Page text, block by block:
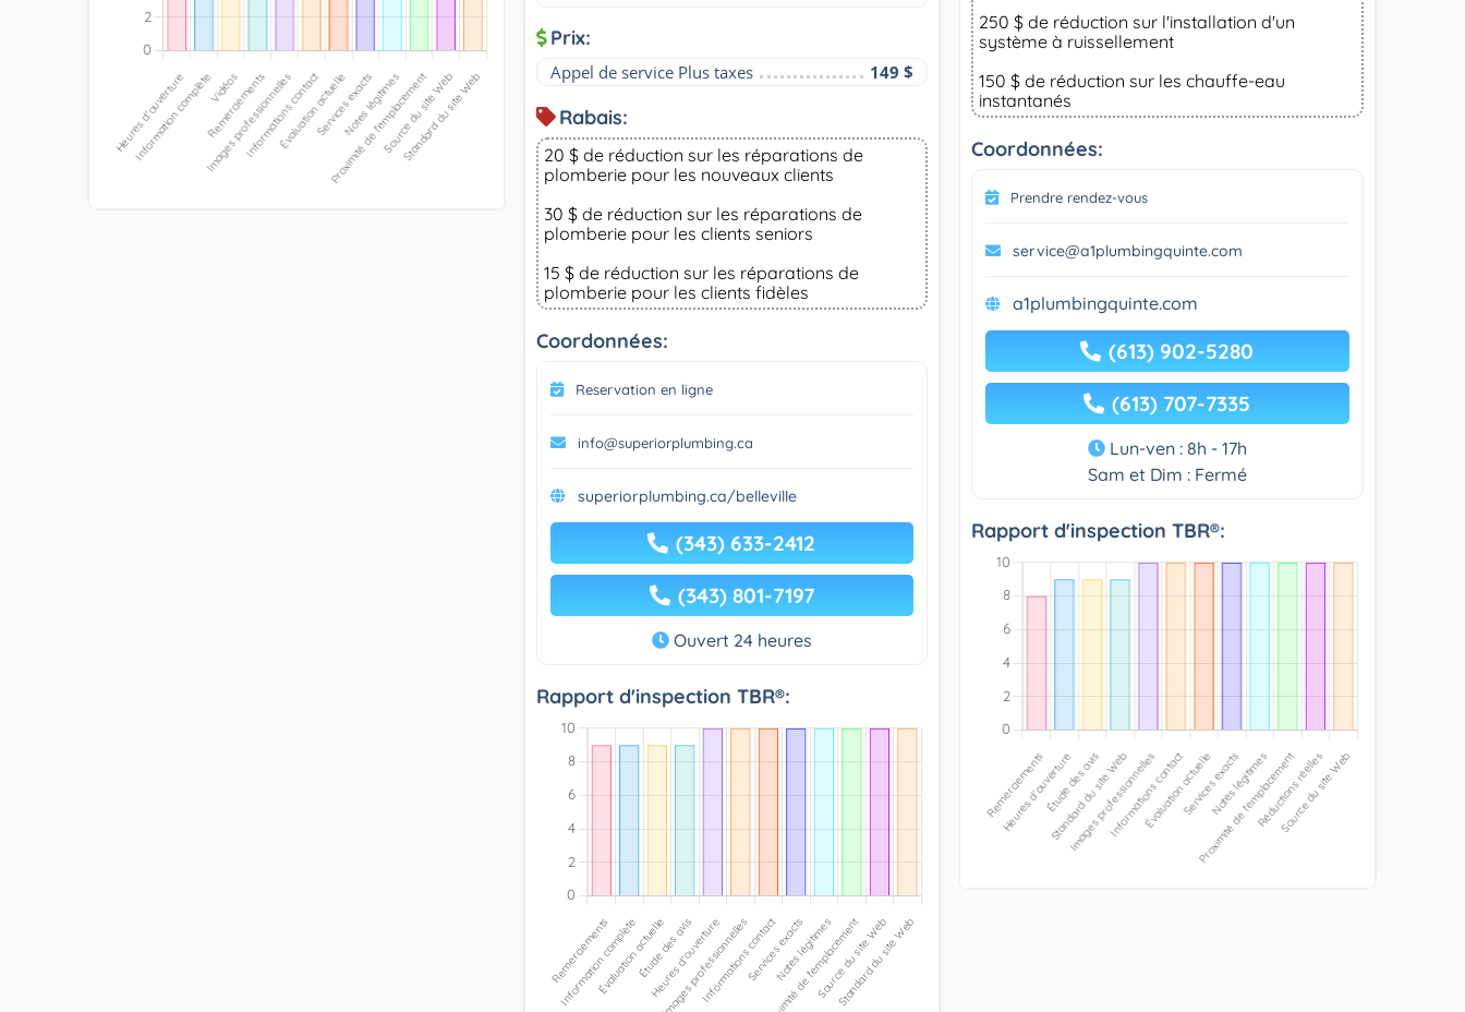
Prix:
Appel de service Plus taxes 149 $
Rabais:
20 $ de réduction sur les réparations de
plomberie pour les nouveaux clients
30 $ de réduction sur les réparations de
plomberie pour les clients seniors
15 $ de réduction sur les réparations de
plomberie pour les clients fidèles
Coordonnées:
Reservation en ligne
info@superiorplumbing.ca
superiorplumbing.ca/belleville
(343) 633-2412
(343) 801-7197
Ouvert 24 heures
Rapport d'inspection TBR®:
250 $ de réduction sur l'installation d'un
système à ruissellement
150 $ de réduction sur les chauffe-eau
instantanés
Coordonnées:
Prendre rendez-vous
service@a1plumbingquinte.com
a1plumbingquinte.com
(613) 902-5280
(613) 707-7335
Lun-ven : 8h - 17h
Sam et Dim : Fermé
Rapport d'inspection TBR®: